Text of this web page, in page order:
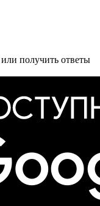
получить ответы